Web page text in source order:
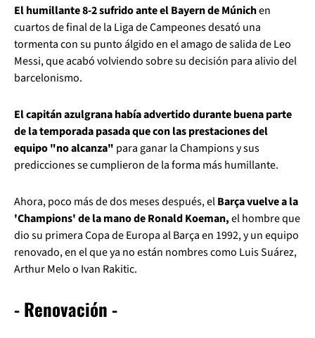
El humillante 8-2 sufrido ante el Bayern de Múnichen
cuartos de final de la Liga de Campeones desató una
tormenta con su punto álgido en el amago de salida de Leo
Messi, que acabó volviendo sobre su decisión para alivio del
barcelonismo.
El capitán azulgrana había advertido durante buena parte
de la temporada pasada que con las prestaciones del
equipo "no alcanza" para ganar la Champions y sus
predicciones se cumplieron de la forma más humillante.
Ahora, poco más de dos meses después, elBarça vuelve a la
'Champions' de la mano de Ronald Koeman,el hombre que
dio su primera Copa de Europa al Barça en 1992, y un equipo
renovado, en el que ya no están nombres como Luis Suárez,
Arthur Melo o Ivan Rakitic.
- Renovación -